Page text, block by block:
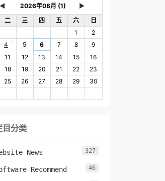
◄
►
二 三 四 五 六
日
1
2
4 1 5 6 7 8
9
11 12 13 14 15
16
18 19 20 21 22
23
25 26 27 28 29
30
目分类
News 327
Recommend 46